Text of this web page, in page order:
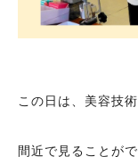
この日は、美容技
間近で見ることが